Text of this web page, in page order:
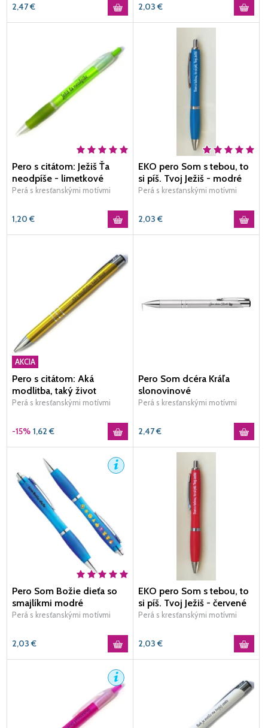
2,47€ 2,03 €
Pero s citátom: Ježiš Ťa
neodpíše - limetkové
Perá s kresťanskými motívmi
1,20 €
EKO pero Som s tebou, to
si píš. Tvoj Ježiš - modré
Perá s kresťanskými motívmi
2,03 €
AKCIA
Pero s citátom: Aká
modlitba, taký život
Perá s kresťanskými motívmi
-15% 1,62 €
Pero Som dcéra Kráľa
slonovinové
Perá s kresťanskými motívmi
2,47€
Pero Som Božie dieťa so
smajlíkmi modré
Perá s kresťanskými motívmi
2,03 €
EKO pero Som s tebou, to
si píš. Tvoj Ježiš - červené
Perá s kresťanskými motívmi
2,03 €